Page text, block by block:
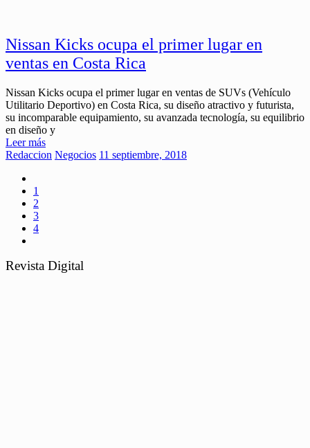
Nissan Kicks ocupa el primer lugar en
ventas en Costa Rica
Nissan Kicks ocupa el primer lugar en ventas de SUVs (Vehículo
Utilitario Deportivo) en Costa Rica, su diseño atractivo y futurista,
su incomparable equipamiento, su avanzada tecnología, su equilibrio
en diseño y
Leer más
Redaccion Negocios 11 septiembre, 2018
1
2
3
4
Revista Digital